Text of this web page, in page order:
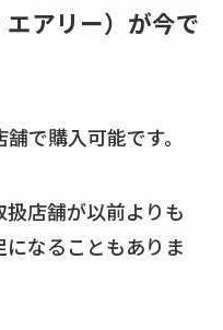
替えはどこで売っ
クアテクトゲルが
？楽天・amazonで
える？値段や手荒
アリー）が今で
で購入可能です。
店舗が以前よりも
なることもありま